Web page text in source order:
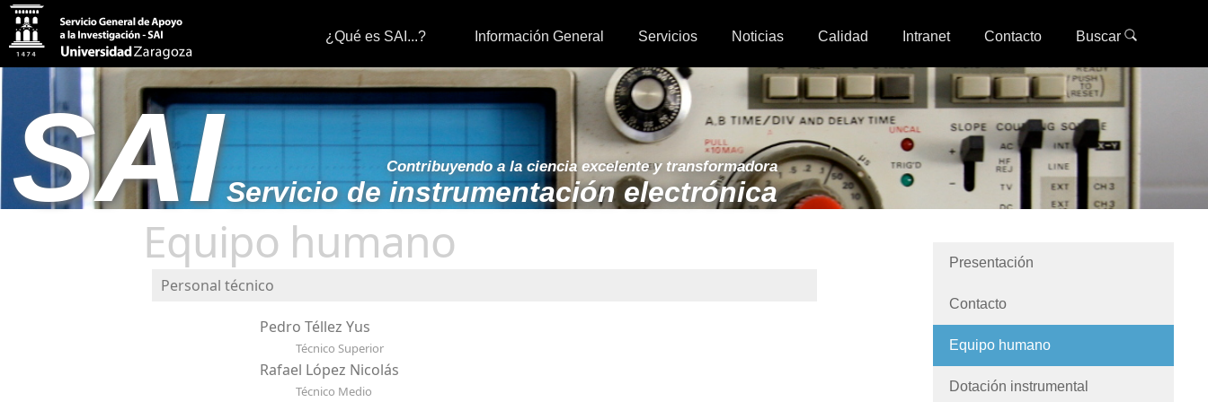
¿Qué es SAI...? Información General Servicios Noticias Calidad Intranet Contacto Buscar
SAI Contribuyendo a la ciencia excelente y transformadora
Servicio de instrumentación electrónica
Equipo humano
Personal técnico
Pedro Téllez Yus
Técnico Superior
Rafael López Nicolás
Técnico Medio
Presentación
Contacto
Equipo humano
Dotación instrumental